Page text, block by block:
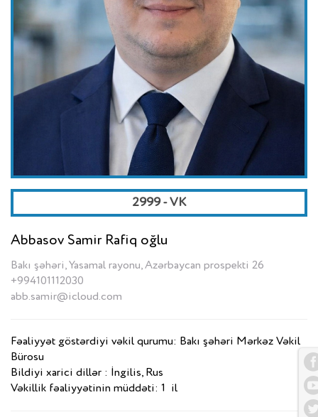
2999 - VK
Abbasov Samir Rafiq oğlu
Bakı şəhəri, Yasamal rayonu, Azərbaycan prospekti 26
+994101112030
abb.samir@icloud.com
Fəaliyyət göstərdiyi vəkil qurumu: Bakı şəhəri Mərkəz Vəkil
Bürosu
Bildiyi xarici dillər : İngilis, Rus
Vəkillik fəaliyyətinin müddəti: 1 il